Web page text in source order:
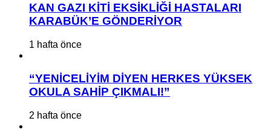
KAN GAZI KİTİ EKSİKLİĞİ HASTALARI
KARABÜK’E GÖNDERİYOR
1 hafta önce
“YENİCELİYİM DİYEN HERKES YÜKSEK
OKULA SAHİP ÇIKMALI!”
2 hafta önce